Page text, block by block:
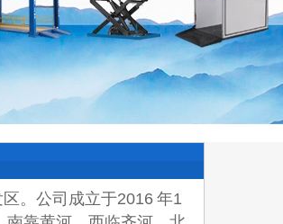
。公司成立于2016 年1